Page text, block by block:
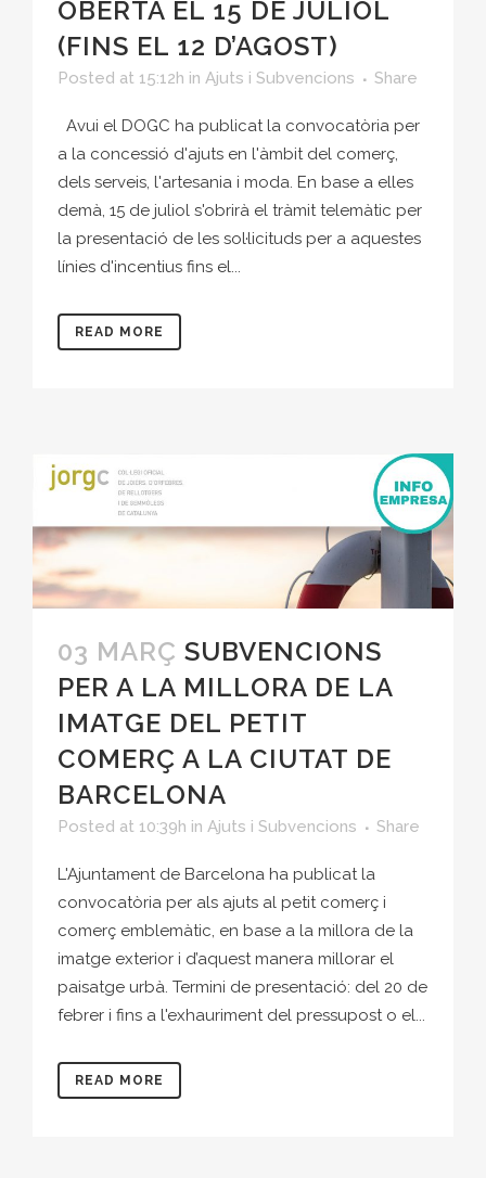
OBERTA EL 15 DE JULIOL
(FINS EL 12 D’AGOST)
Posted at 15:12h in Ajuts i Subvencions Share
Avui el DOGC ha publicat la convocatòria per
a la concessió d'ajuts en l'àmbit del comerç,
dels serveis, l'artesania i moda. En base a elles
demà, 15 de juliol s'obrirà el tràmit telemàtic per
la presentació de les sol·licituds per a aquestes
línies d'incentius fins el...
READ MORE
03 MARÇ SUBVENCIONS
PER A LA MILLORA DE LA
IMATGE DEL PETIT
COMERÇ A LA CIUTAT DE
BARCELONA
Posted at 10:39h in Ajuts i Subvencions Share
L'Ajuntament de Barcelona ha publicat la
convocatòria per als ajuts al petit comerç i
comerç emblemàtic, en base a la millora de la
imatge exterior i d’aquest manera millorar el
paisatge urbà. Termini de presentació: del 20 de
febrer i fins a l'exhauriment del pressupost o el...
READ MORE